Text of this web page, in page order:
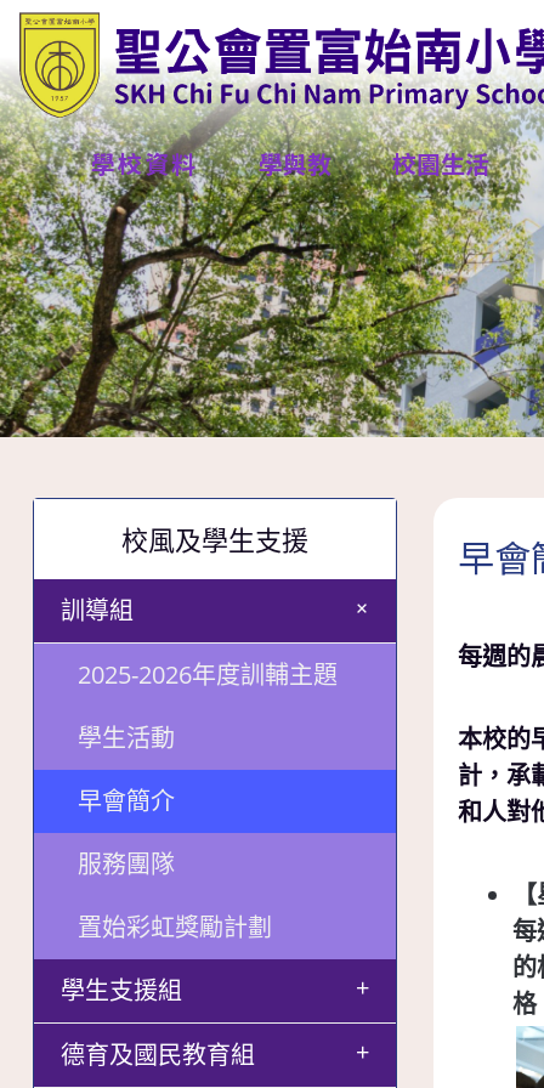
學校資料 學與教 校園生活
校風及學生支援
訓導組 +
2025-2026年度訓輔主題
學生活動
早會簡介
服務團隊
置始彩虹獎勵計劃
學生支援組
+
德育及國民教育組 +
早會
每週的
本校的
計，承
和人對
每
的
格